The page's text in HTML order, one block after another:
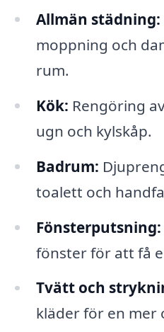
Allmän städning:
moppning och
rum.
Kök: Rengöring
ugn och kylskåp.
Badrum:
toalett och
Fönsterputsning:
fönster för att få
Tvätt och
kläder för en mer